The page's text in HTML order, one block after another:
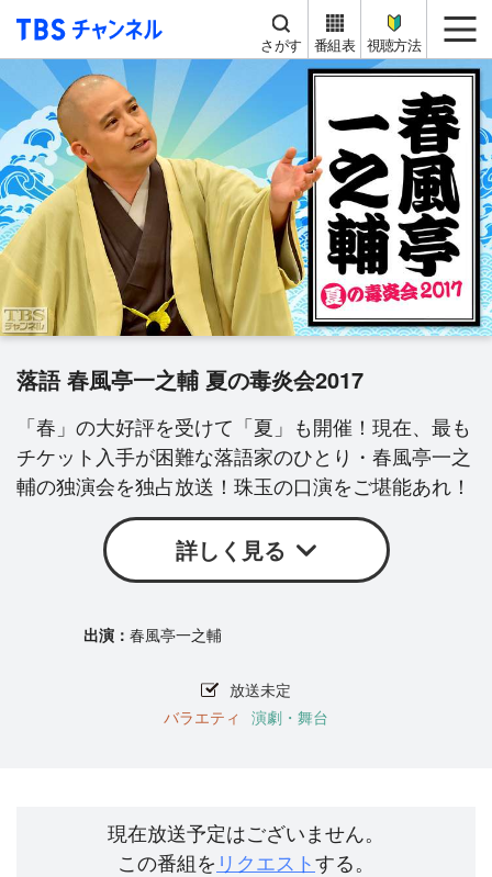
TBS チャンネル
さがす 番組表 視聴方法
落語 春風亭一之輔 夏の毒炎会2017
「春」の大好評を受けて「夏」も開催！現在、最も
チケット入手が困難な落語家のひとり・春風亭一之
輔の独演会を独占放送！珠玉の口演をご堪能あれ！
詳しく見る
春風亭一之輔
放送未定
バラエティ
演劇・舞台
現在放送予定はございません。
この番組を リクエストする。